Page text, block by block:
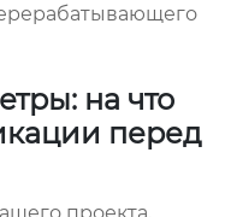
на что
перед
проекта.